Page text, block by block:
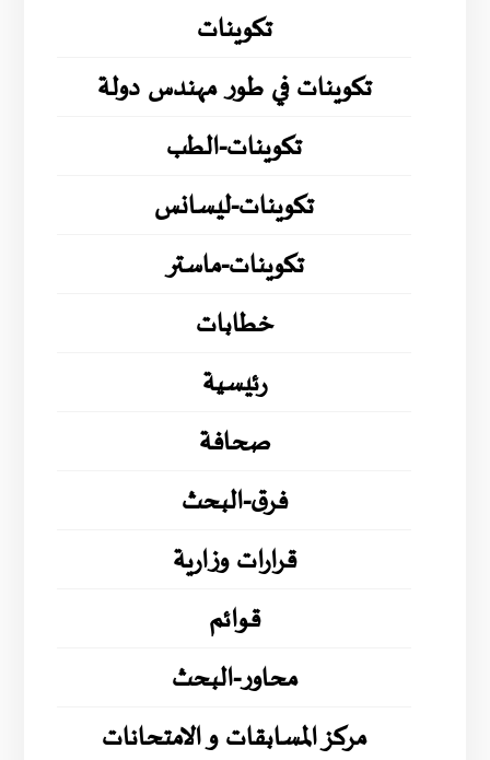
تكوينات
تكوينات في طور مهندس دولة
تكوينات-الطب
تكوينات-ليسانس
تكوينات-ماستر
خطابات
رئيسية
صحافة
فرق-البحث
قرارات وزارية
قوائم
محاور-البحث
مركز المسابقات و الامتحانات